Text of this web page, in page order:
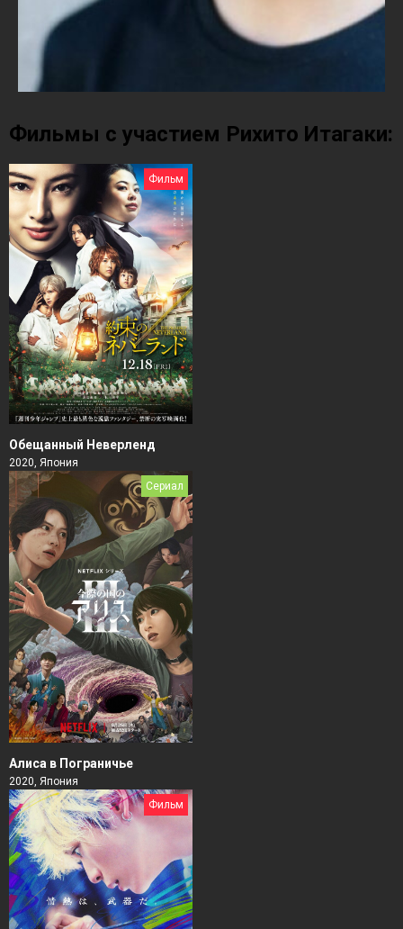
Фильмы с участием Рихито Итагаки:
Фильм
Обещанный Неверленд
2020, Япония
Сериал
Алиса в Пограничье
2020, Япония
Фильм